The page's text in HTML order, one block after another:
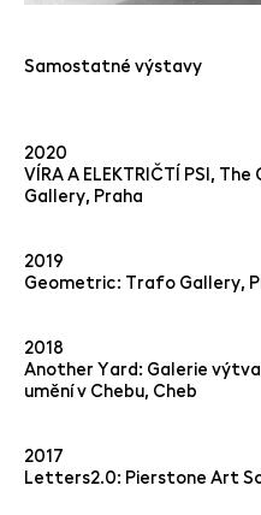
Samostatné výstavy
2020
VÍRA A ELEKTRIČTÍ PSI,
Gallery, Praha
2019
Geometric: Trafo Gallery,
2018
Another Yard: Galerie
umění v Chebu, Cheb
2017
Letters2.0: Pierstone Art